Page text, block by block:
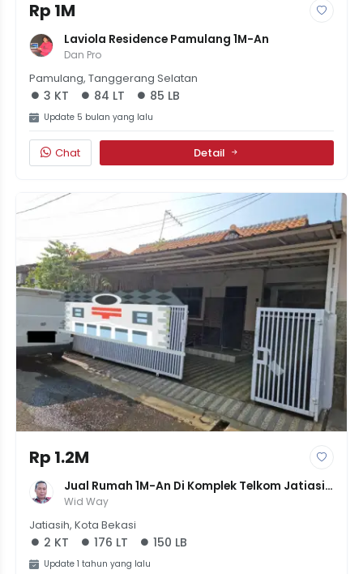
Rp 1M
Laviola Residence Pamulang 1M-An
Dan Pro
Pamulang, Tanggerang Selatan
3 KT 84 LT 85 LB
Update 5 bulan yang lalu
Chat Detail
Rp 1.2M
Jual Rumah 1M-An Di Komplek Telkom Jatiasih
Bekasi Tanah 175Meter
Wid Way
Jatiasih, Kota Bekasi
2 KT 176 LT 150 LB
Update 1 tahun yang lalu